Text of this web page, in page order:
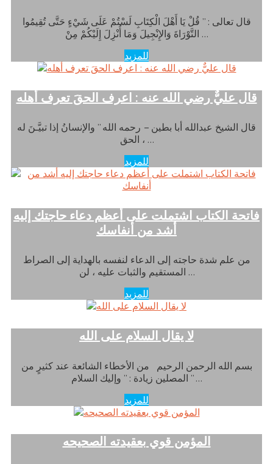
قال تعالى : ” قُلْ يَا أَهْلَ الْكِتَابِ لَسْتُمْ عَلَى شَيْءٍ حَتَّى تُقِيمُوا
التَّوْرَاةَ وَالإِنْجِيلَ وَمَا أُنْزِلَ إِلَيْكُمْ مِنْ …
للمزيد
قال عليٌّ رضي الله عنه : اعرف الحقَ تعرف أهله
قال الشيخ عبدالله أبا بطين – رحمه الله ” والإنسانُ إذا تبيَّـنَ له
الحق ، …
للمزيد
فاتحة الكتاب اشتملت على أعظم دعاء حاجتك إليه
أشد من أنفاسك
من علم شدة حاجته إلى الدعاء لنفسه بالهداية إلى الصراط
المستقيم والثبات عليه ، لن …
للمزيد
لا يقال السلام على الله
بسم الله الرحمن الرحيم من الأخطاء الشائعة عند كثيرٍ من
المصلين زيادة : ” وإليك السلام ” …
للمزيد
المؤمن قوي بعقيدته الصحيحه